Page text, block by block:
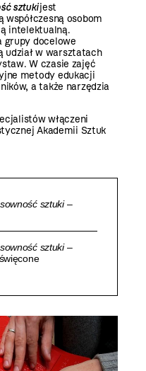
sztukijest
osobom
intelektualną.
grupy docelowe
udział w warsztatach
W czasie zajęć
metody edukacji
a także narzędzia
włączeni
Akademii Sztuk
sztuki–
sztuki–